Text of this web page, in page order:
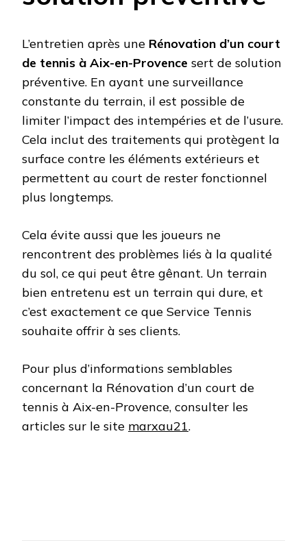
L’entretien après une Rénovation d’un court
de tennis à Aix-en-Provence sert de solution
préventive. En ayant une surveillance
constante du terrain, il est possible de
limiter l’impact des intempéries et de l’usure.
Cela inclut des traitements qui protègent la
surface contre les éléments extérieurs et
permettent au court de rester fonctionnel
plus longtemps.
Cela évite aussi que les joueurs ne
rencontrent des problèmes liés à la qualité
du sol, ce qui peut être gênant. Un terrain
bien entretenu est un terrain qui dure, et
c’est exactement ce que Service Tennis
souhaite offrir à ses clients.
Pour plus d’informations semblables
concernant la Rénovation d’un court de
tennis à Aix-en-Provence, consulter les
articles sur le site marxau21.